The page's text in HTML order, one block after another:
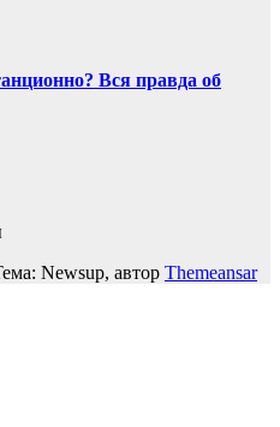
Вся правда об
Newsup, автор Themeansar